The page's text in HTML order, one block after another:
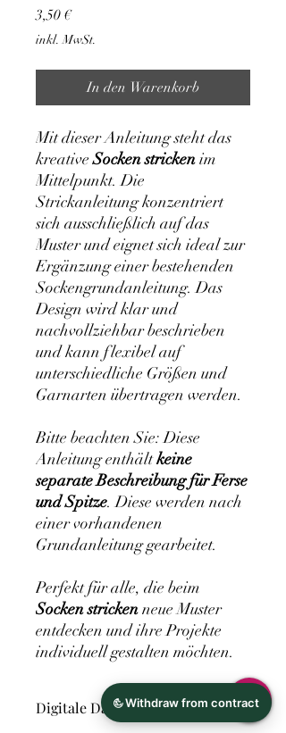
3,50 €Preis
inkl. MwSt.
In den Warenkorb
Mit dieser Anleitung steht das
kreativeSocken strickenim
Mittelpunkt. Die
Strickanleitung konzentriert
sich ausschließlich auf das
Muster und eignet sich ideal zur
Ergänzung einer bestehenden
Sockengrundanleitung. Das
Design wird klar und
nachvollziehbar beschrieben
und kann flexibel auf
unterschiedliche Größen und
Garnarten übertragen werden.
Bitte beachten Sie: Diese
Anleitung enthältkeine
separate Beschreibung für Ferse
und Spitze. Diese werden nach
einer vorhandenen
Grundanleitung gearbeitet.
Perfekt für alle, die beim
Socken strickenneue Muster
entdecken und ihre Projekte
individuell gestalten möchten.
Digitale Datei